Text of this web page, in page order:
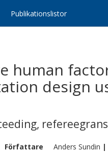
Publikationslistor
human
design
,
Författare Anders Sundin |